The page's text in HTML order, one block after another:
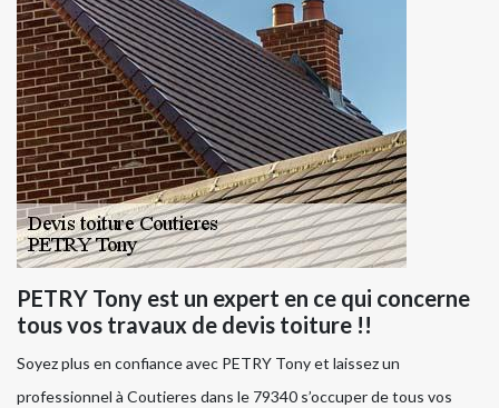
PETRY Tony est un expert en ce qui concerne
tous vos travaux de devis toiture !!
Soyez plus en confiance avec PETRY Tony et laissez un
professionnel à Coutieres dans le 79340 s’occuper de tous vos